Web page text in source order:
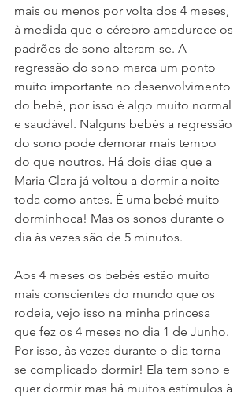
mais ou menos por volta dos 4 meses,
à medida que o cérebro amadurece os
padrões de sono alteram-se. A
regressão do sono marca um ponto
muito importante no desenvolvimento
do bebé, por isso é algo muito normal
e saudável. Nalguns bebés a regressão
do sono pode demorar mais tempo
do que noutros. Há dois dias que a
Maria Clara já voltou a dormir a noite
toda como antes. É uma bebé muito
dorminhoca! Mas os sonos durante o
dia às vezes são de 5 minutos.
Aos 4 meses os bebés estão muito
mais conscientes do mundo que os
rodeia, vejo isso na minha princesa
que fez os 4 meses no dia 1 de Junho.
Por isso, às vezes durante o dia torna-
se complicado dormir! Ela tem sono e
quer dormir mas há muitos estímulos à